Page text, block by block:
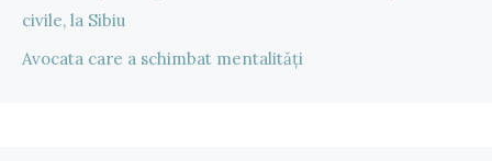
civile, la Sibiu
Avocata care a schimbat mentalități